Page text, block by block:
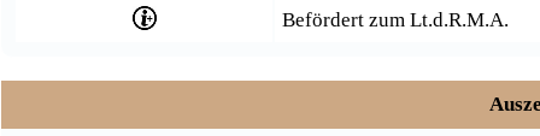
Befördert zum Lt.d.R.M.A.